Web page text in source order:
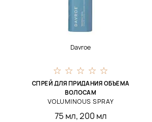
Davroe
СПРЕЙ ДЛЯ ПРИДАНИЯ ОБЪЕМА
ВОЛОСАМ
VOLUMINOUS SPRAY
75 мл,200 мл